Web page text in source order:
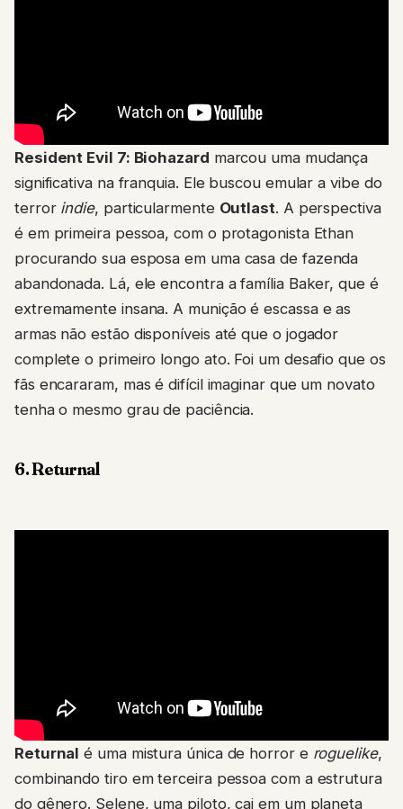
Resident Evil 7: Biohazard marcou uma mudança
significativa na franquia. Ele buscou emular a vibe do
terror indie, particularmente Outlast. A perspectiva
é em primeira pessoa, com o protagonista Ethan
procurando sua esposa em uma casa de fazenda
abandonada. Lá, ele encontra a família Baker, que é
extremamente insana. A munição é escassa e as
armas não estão disponíveis até que o jogador
complete o primeiro longo ato. Foi um desafio que os
fãs encararam, mas é difícil imaginar que um novato
tenha o mesmo grau de paciência.
6. Returnal
Returnal é uma mistura única de horror e roguelike,
combinando tiro em terceira pessoa com a estrutura
do gênero. Selene, uma piloto, cai em um planeta